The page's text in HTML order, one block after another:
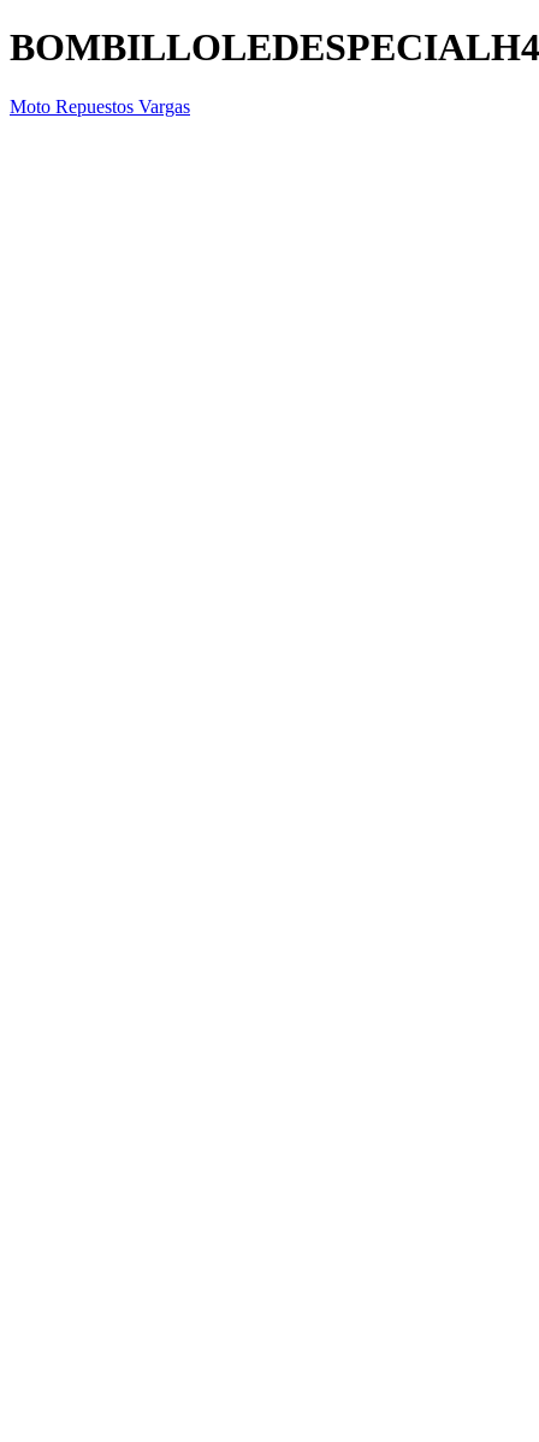
Moto Repuestos Vargas